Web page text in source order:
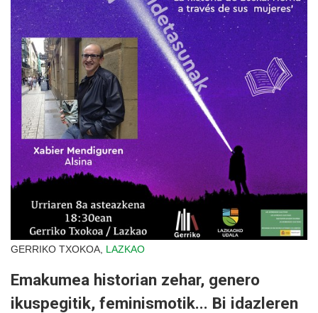
GERRIKO TXOKOA, LAZKAO
Emakumea historian zehar, genero
ikuspegitik, feminismotik... Bi idazleren